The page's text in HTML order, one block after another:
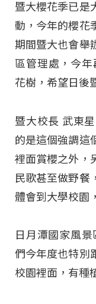
暨大櫻花季已是
動，今年的櫻花
期間暨大也會舉
區管理處，今
花樹，希望日後
暨大校長 武東
的是這個強調這
裡面賞櫻之外，
民歌甚至做野餐
體會到大學校園
日月潭國家風
們今年度也特別
校園裡面，有種